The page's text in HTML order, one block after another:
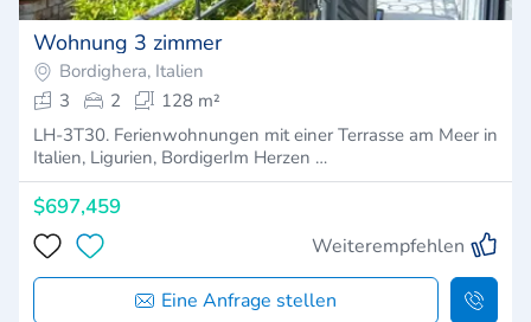
Wohnung 3 zimmer
Bordighera, Italien
3
2
128 m²
LH-3T30. Ferienwohnungen mit einer Terrasse am Meer in
Italien, Ligurien, BordigerIm Herzen …
$697,459
Weiterempfehlen
Eine Anfrage stellen